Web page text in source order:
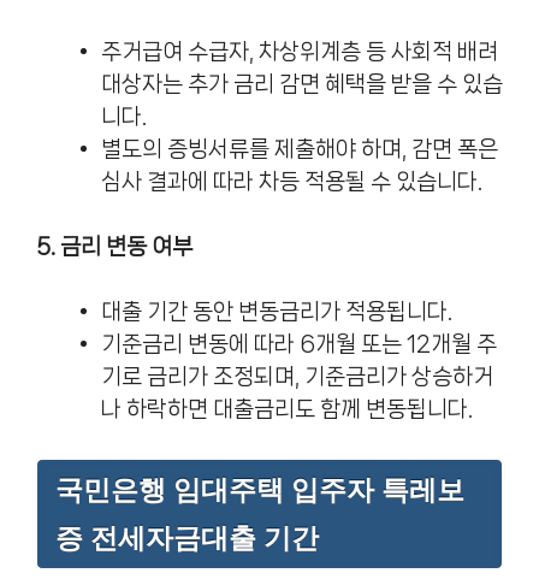
주거급여 수급자, 차상위계층 등 사회적 배려
대상자는 추가 금리 감면 혜택을 받을 수 있습
니다.
별도의 증빙서류를 제출해야 하며, 감면 폭은
심사 결과에 따라 차등 적용될 수 있습니다.
5. 금리 변동 여부
대출 기간 동안 변동금리가 적용됩니다.
기준금리 변동에 따라 6개월 또는 12개월 주
기로 금리가 조정되며, 기준금리가 상승하거
나 하락하면 대출금리도 함께 변동됩니다.
국민은행 임대주택 입주자 특레보
증 전세자금대출 기간